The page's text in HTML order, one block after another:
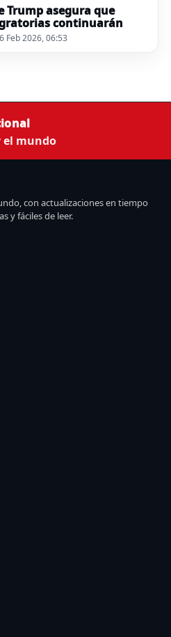
Trump asegura que
continuarán
Feb 2026, 06:53
el mundo
con actualizaciones en tiempo
y fáciles de leer.